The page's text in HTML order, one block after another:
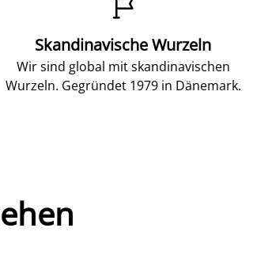

Skandinavische Wurzeln
Wir sind global mit skandinavischen
Wurzeln. Gegründet 1979 in Dänemark.